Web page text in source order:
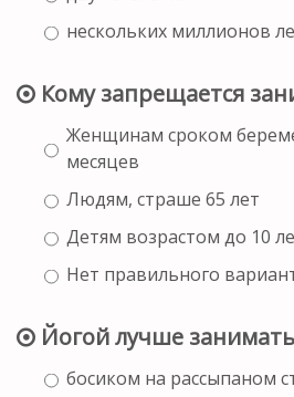
нескольких миллионов
Кому запрещается
Женщинам сроком
месяцев
Людям, страше 65 лет
Детям возрастом до 10
Нет правильного
Йогой лучше
босиком на рассыпаном